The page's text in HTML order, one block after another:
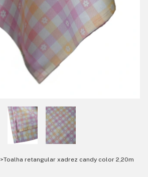
>Toalha retangular xadrez candy color 2,20m